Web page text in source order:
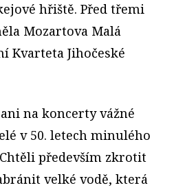
hřiště. Před třemi
Mozartova Malá
Kvarteta Jihočeské
na koncerty vážné
v 50. letech minulého
především zkrotit
velké vodě, která